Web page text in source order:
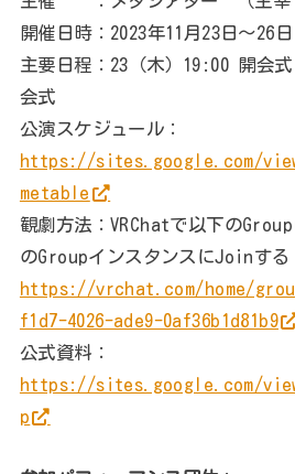
開催日時：2023年11月23日～26日
主要日程：23（木）19:00 開会
会式
公演スケジュール：
https://sites.google.com/
metable
観劇方法：VRChatで以下の
のGroupインスタンスにJoinする
https://vrchat.com/home/
f1d7-4026-ade9-0af36b1d81b9
公式資料：
https://sites.google.com/
p